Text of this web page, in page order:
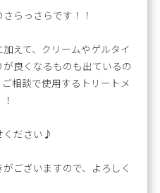
らっさらです！！
えて、クリームやゲルタイ
良くなるものも出ているの
相談で使用するトリートメ
ください♪
ございますので、よろしく